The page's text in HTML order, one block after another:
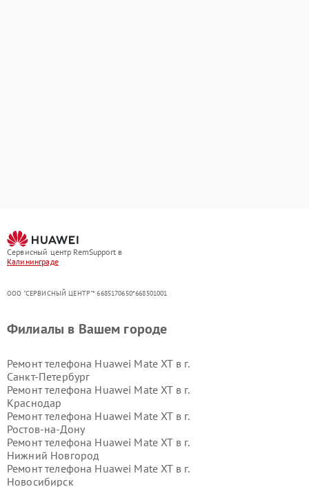
Сервисный центр RemSupport в
Калининграде
ООО "СЕРВИСНЫЙ ЦЕНТР"* 6685170650*668501001
Филиалы в Вашем городе
Ремонт телефона Huawei Mate XT в г.
Санкт-Петербург
Ремонт телефона Huawei Mate XT в г.
Краснодар
Ремонт телефона Huawei Mate XT в г.
Ростов-на-Дону
Ремонт телефона Huawei Mate XT в г.
Нижний Новгород
Ремонт телефона Huawei Mate XT в г.
Новосибирск